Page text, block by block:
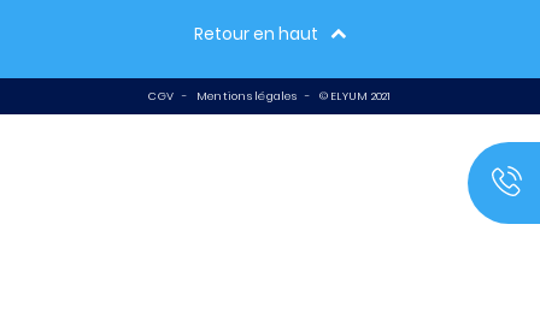
Retour en haut
CGV - Mentions légales - © ELYUM 2021